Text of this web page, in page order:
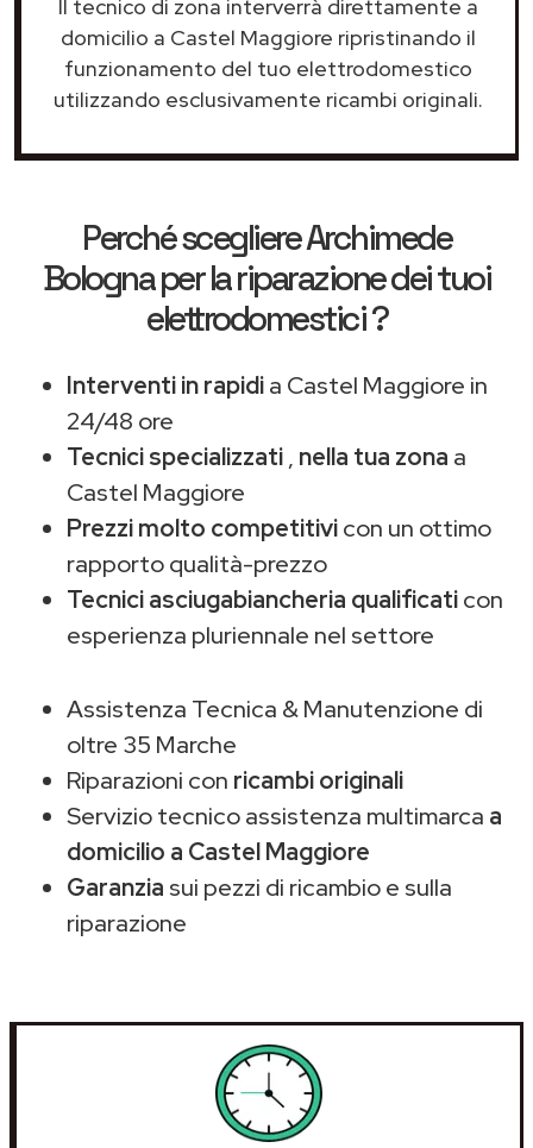
Il tecnico di zona interverrà direttamente a
domicilio a Castel Maggiore ripristinando il
funzionamento del tuo elettrodomestico
utilizzando esclusivamente ricambi originali.
Perché scegliereArchimede
Bolognaper la riparazione dei tuoi
elettrodomestici ?
Interventi in rapidia Castel Maggiore in
24/48 ore
Tecnici specializzati, nella tua zona a
Castel Maggiore
Prezzi molto competitivicon un ottimo
rapporto qualità-prezzo
Tecnici asciugabiancheria qualificaticon
esperienza pluriennale nel settore
Assistenza Tecnica & Manutenzione di
oltre 35 Marche
Riparazioni con ricambi originali
Servizio tecnico assistenza multimarca a
domicilio a Castel Maggiore
Garanzia sui pezzi di ricambio e sulla
riparazione